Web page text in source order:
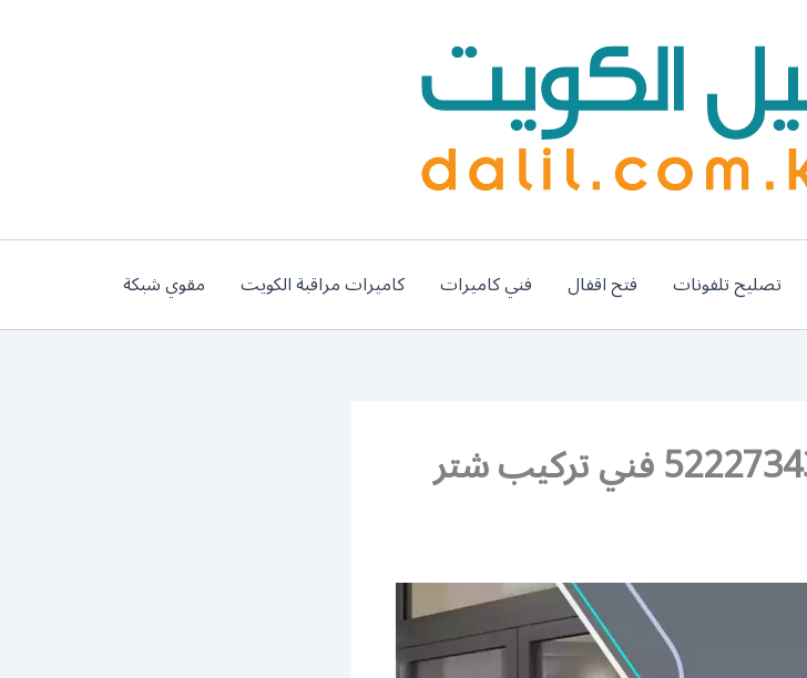
تصليح تلفونات فتح اقفال فني كاميرات كاميرات مراقبة الكويت مقوي شبكة
تصليح شتر الصبية 52227343 فني تركيب شتر